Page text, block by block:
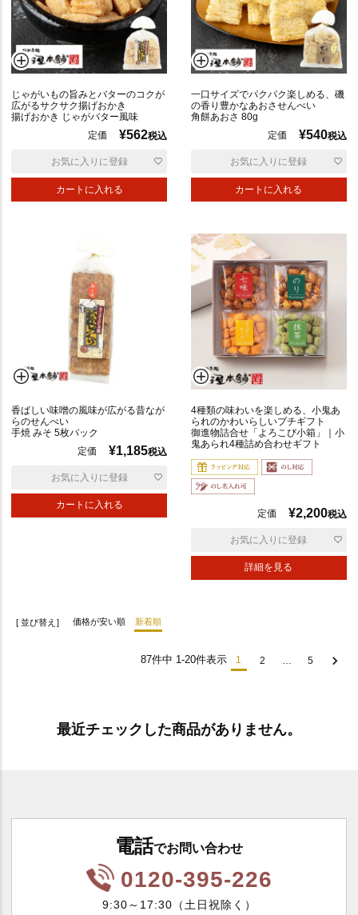
じゃがいもの旨みとバターのコクが
広がるサクサク揚げおかき
揚げおかき じゃがバター風味
定価
¥562税込
カートに入れる
お気に入りに登録
一口サイズでパクパク楽しめる、磯
の香り豊かなあおさせんべい
角餅あおさ 80g
定価
¥540税込
カートに入れる
お気に入りに登録
香ばしい味噌の風味が広がる昔なが
らのせんべい
手焼 みそ 5枚パック
定価
¥1,185税込
カートに入れる
お気に入りに登録
4種類の味わいを楽しめる、小鬼あ
られのかわいらしいプチギフト
御進物詰合せ「よろこび小箱」｜小
鬼あられ4種詰め合わせギフト
定価 ¥2,200税込
詳細を見る
お気に入りに登録
並び替え 価格が安い順 新着順
87件中 1-20件表示 1 2 … 5
最近チェックした商品がありません。
電話でお問い合わせ
0120-395-226
9:30～17:30（土日祝除く）